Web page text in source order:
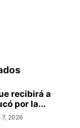
recibirá a
por la...
7, 2026